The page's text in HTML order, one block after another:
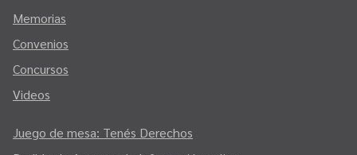
Memorias
Convenios
Concursos
Videos
Juego de mesa: Tenés Derechos